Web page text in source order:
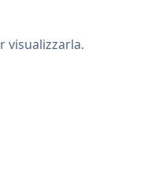
visualizzarla.